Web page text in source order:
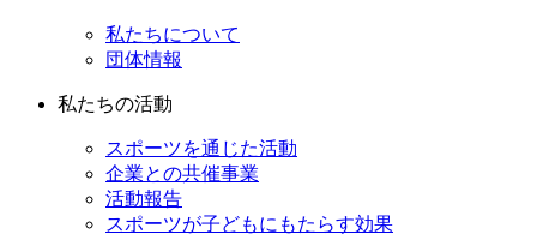
私たちについて
団体情報
私たちの活動
スポーツを通じた活動
企業との共催事業
活動報告
スポーツが子どもにもたらす効果